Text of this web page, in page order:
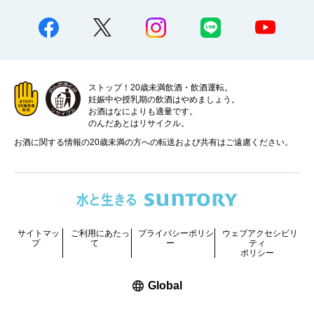
ストップ！20歳未満飲酒・飲酒運転。
妊娠中や授乳期の飲酒はやめましょう。
お酒はなによりも適量です。
のんだあとはリサイクル。
お酒に関する情報の20歳未満の方への転送および共有はご遠慮ください。
サイトマッ
プ
ご利用にあたっ
て
プライバシーポリシ
ー
ウェブアクセシビリ
ティ
ポリシー
Global新しいウィンドウで開く